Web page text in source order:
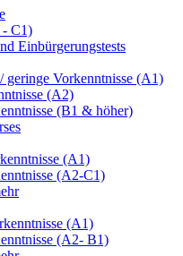
- C1)
Einbürgerungstests
geringe Vorkenntnisse (A1)
(A2)
(B1 & höher)
(A1)
(A2-C1)
(A1)
(A2- B1)